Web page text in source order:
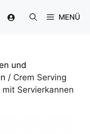
MENÜ
und
/ Crem Serving
Servierkannen